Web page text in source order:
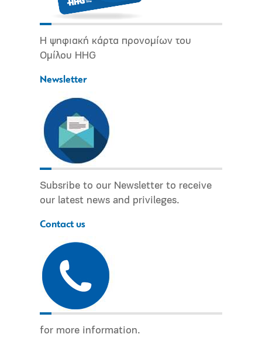
Η ψηφιακή κάρτα προνομίων του
Ομίλου HHG
Newsletter
Subsribe to our Newsletter to receive
our latest news and privileges.
Contact us
for more information.